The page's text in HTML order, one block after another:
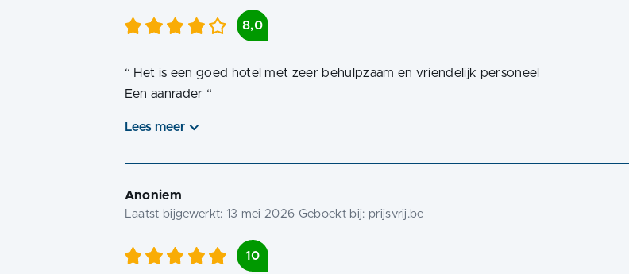
8,0
“ Het is een goed hotel met zeer behulpzaam en vriendelijk personeel
Een aanrader “
Lees meer
Anoniem
Laatst bijgewerkt: 13 mei 2026 Geboekt bij: prijsvrij.be
10